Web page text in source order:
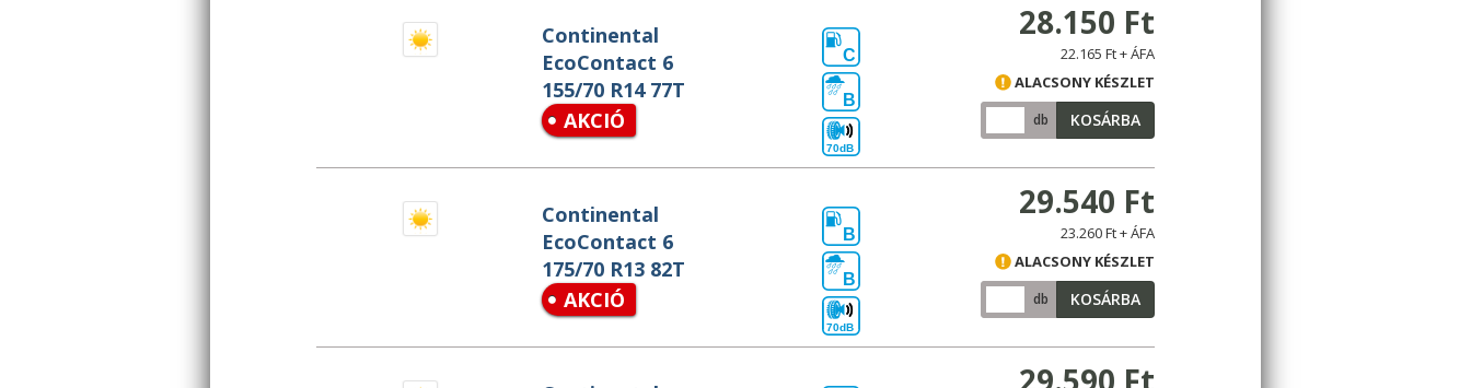
Continental
EcoContact 6
155/70 R14 77T
AKCIÓ
C
B
70dB
28.150 Ft
22.165 Ft + ÁFA
ALACSONY KÉSZLET
db KOSÁRBA
Continental
EcoContact 6
175/70 R13 82T
AKCIÓ
B
B
70dB
29.540 Ft
23.260 Ft + ÁFA
ALACSONY KÉSZLET
db KOSÁRBA